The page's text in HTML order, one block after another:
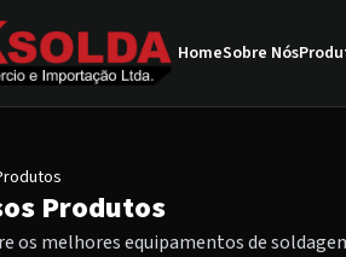
HomeSobre Nós
Produtos
os melhores equipamentos de